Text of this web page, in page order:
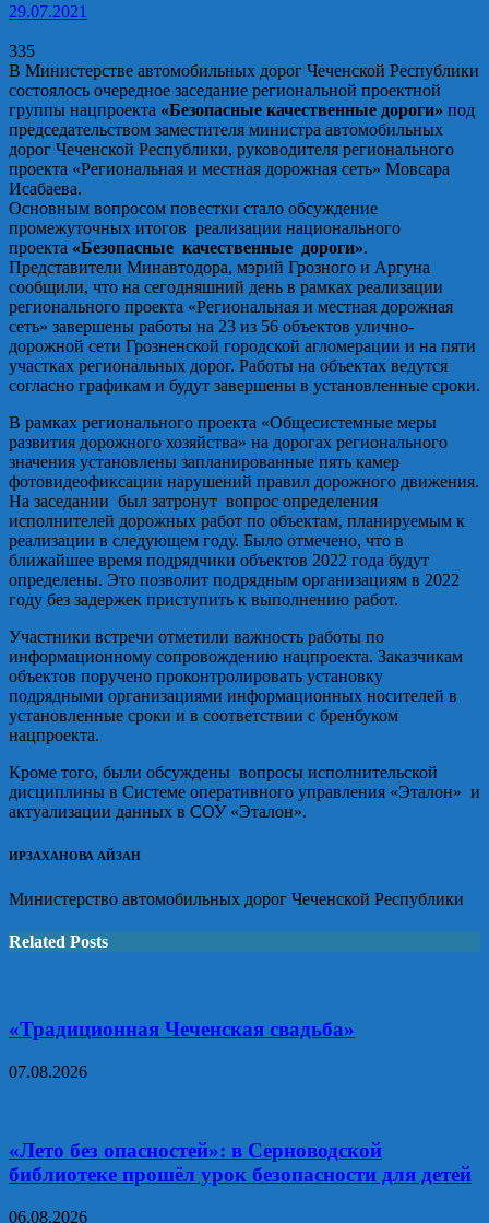
29.07.2021
335
В Министерстве автомобильных дорог Чеченской Республики
состоялось очередное заседание региональной проектной
группы нацпроекта «Безопасные качественные дороги» под
председательством заместителя министра автомобильных
дорог Чеченской Республики, руководителя регионального
проекта «Региональная и местная дорожная сеть» Мовсара
Исабаева.
Основным вопросом повестки стало обсуждение
промежуточных итогов реализации национального
проекта «Безопасные качественные дороги».
Представители Минавтодора, мэрий Грозного и Аргуна
сообщили, что на сегодняшний день в рамках реализации
регионального проекта «Региональная и местная дорожная
сеть» завершены работы на 23 из 56 объектов улично-
дорожной сети Грозненской городской агломерации и на пяти
участках региональных дорог. Работы на объектах ведутся
согласно графикам и будут завершены в установленные сроки.
В рамках регионального проекта «Общесистемные меры
развития дорожного хозяйства» на дорогах регионального
значения установлены запланированные пять камер
фотовидеофиксации нарушений правил дорожного движения.
На заседании был затронут вопрос определения
исполнителей дорожных работ по объектам, планируемым к
реализации в следующем году. Было отмечено, что в
ближайшее время подрядчики объектов 2022 года будут
определены. Это позволит подрядным организациям в 2022
году без задержек приступить к выполнению работ.
Участники встречи отметили важность работы по
информационному сопровождению нацпроекта. Заказчикам
объектов поручено проконтролировать установку
подрядными организациями информационных носителей в
установленные сроки и в соответствии с бренбуком
нацпроекта.
Кроме того, были обсуждены вопросы исполнительской
дисциплины в Системе оперативного управления «Эталон» и
актуализации данных в СОУ «Эталон».
ИРЗАХАНОВА АЙЗАН
Министерство автомобильных дорог Чеченской Республики
Related Posts
«Традиционная Чеченская свадьба»
07.08.2026
«Лето без опасностей»: в Серноводской
библиотеке прошёл урок безопасности для детей
06.08.2026